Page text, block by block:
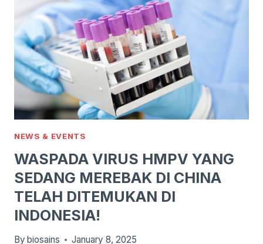
NEWS & EVENTS
WASPADA VIRUS HMPV YANG
SEDANG MEREBAK DI CHINA
TELAH DITEMUKAN DI
INDONESIA!
By biosains January 8, 2025